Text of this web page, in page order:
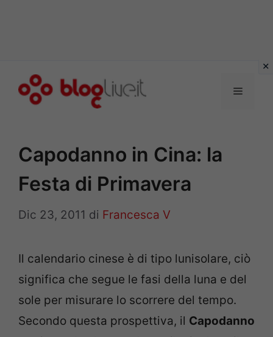
Menu
Capodanno in Cina: la
Festa di Primavera
Dic 23, 2011 di Francesca V
Il calendario cinese è di tipo lunisolare, ciò
significa che segue le fasi della luna e del
sole per misurare lo scorrere del tempo.
Secondo questa prospettiva, il Capodanno